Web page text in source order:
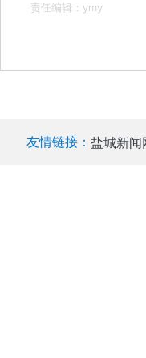
责任编辑：ymy
友情链接： 盐城新闻